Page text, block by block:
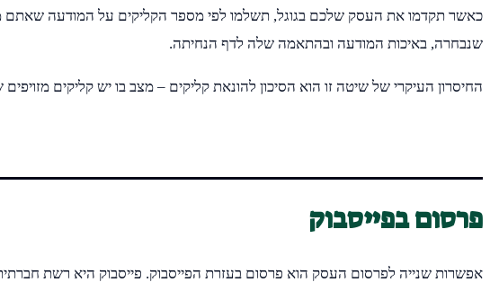
כאשר תקדמו את העסק שלכם בגוגל, תשלמו לפי מספר הקליקים על המודעה שאתם
שנבחרה, באיכות המודעה ובהתאמה שלה לדף הנחיתה.
החיסרון העיקרי של שיטה זו הוא הסיכון להונאת קליקים – מצב בו יש קליקים
פרסום בפייסבוק
אפשרות שנייה לפרסום העסק הוא פרסום בעזרת הפייסבוק. פייסבוק היא רשת